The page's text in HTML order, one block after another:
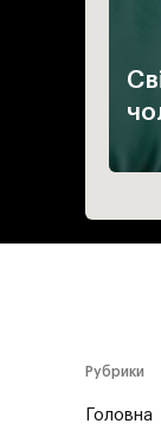
Рубрики
Головна